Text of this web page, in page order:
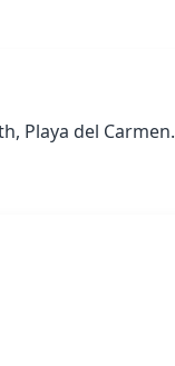
Playa del Carmen.